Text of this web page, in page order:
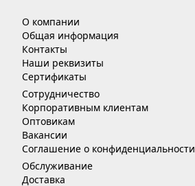
О компании
Общая информация
Контакты
Наши реквизиты
Сертификаты
Сотрудничество
Корпоративным клиентам
Оптовикам
Вакансии
Соглашение о конфиденциальности
Обслуживание
Доставка